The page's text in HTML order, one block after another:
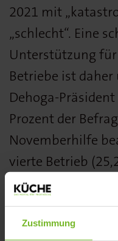
Zustimmung
2021 mit
„schlecht“. Eine
Unterstützung
Betriebe ist
Dehoga-
Prozent der
Novemberhilfe
vierte Betrieb
Euro erhalten.
Fast alle